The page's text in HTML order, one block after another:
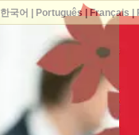
한국어 Português Français